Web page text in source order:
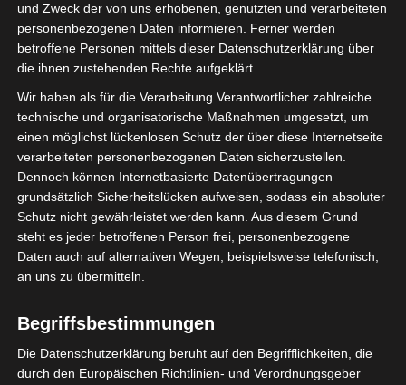
gesprungen, vielleicht das letzte Mal für
dieses Jahr und gegrillt haben wir heute
auch nochmal.
Jetzt zeige ich Euch meine ganz
persönlichen Highlights unseres Urlaubs.
Die Landschaft Norwegens ist natürlich
ein Traum und das Reisen per Schiff sehr
entspannt.
Jeden Tag ein neuer Hafen, neue Städte
die wir erkunden konnten, viele Eindrücke
die wir gesammelt haben, ob mit dem Rad,
Tourenguide. Die Möglichkeiten sind sehr
vielfälltig und wir waren bemüht die Tage
möglichst effektiv zu nutzen, um alle
und Zweck der von uns erhobenen, genutzten und verarbeiteten
personenbezogenen Daten informieren. Ferner werden
betroffene Personen mittels dieser Datenschutzerklärung über
die ihnen zustehenden Rechte aufgeklärt.
Wir haben als für die Verarbeitung Verantwortlicher zahlreiche
technische und organisatorische Maßnahmen umgesetzt, um
einen möglichst lückenlosen Schutz der über diese Internetseite
verarbeiteten personenbezogenen Daten sicherzustellen.
Dennoch können Internetbasierte Datenübertragungen
grundsätzlich Sicherheitslücken aufweisen, sodass ein absoluter
Schutz nicht gewährleistet werden kann. Aus diesem Grund
steht es jeder betroffenen Person frei, personenbezogene
Daten auch auf alternativen Wegen, beispielsweise telefonisch,
an uns zu übermitteln.
Begriffsbestimmungen
Die Datenschutzerklärung beruht auf den Begrifflichkeiten, die
durch den Europäischen Richtlinien- und Verordnungsgeber